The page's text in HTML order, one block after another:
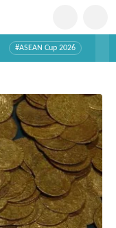
#ASEAN Cup 2026